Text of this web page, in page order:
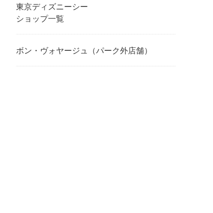
東京ディズニーシー
ショップ一覧
ボン・ヴォヤージュ（パーク外店舗）